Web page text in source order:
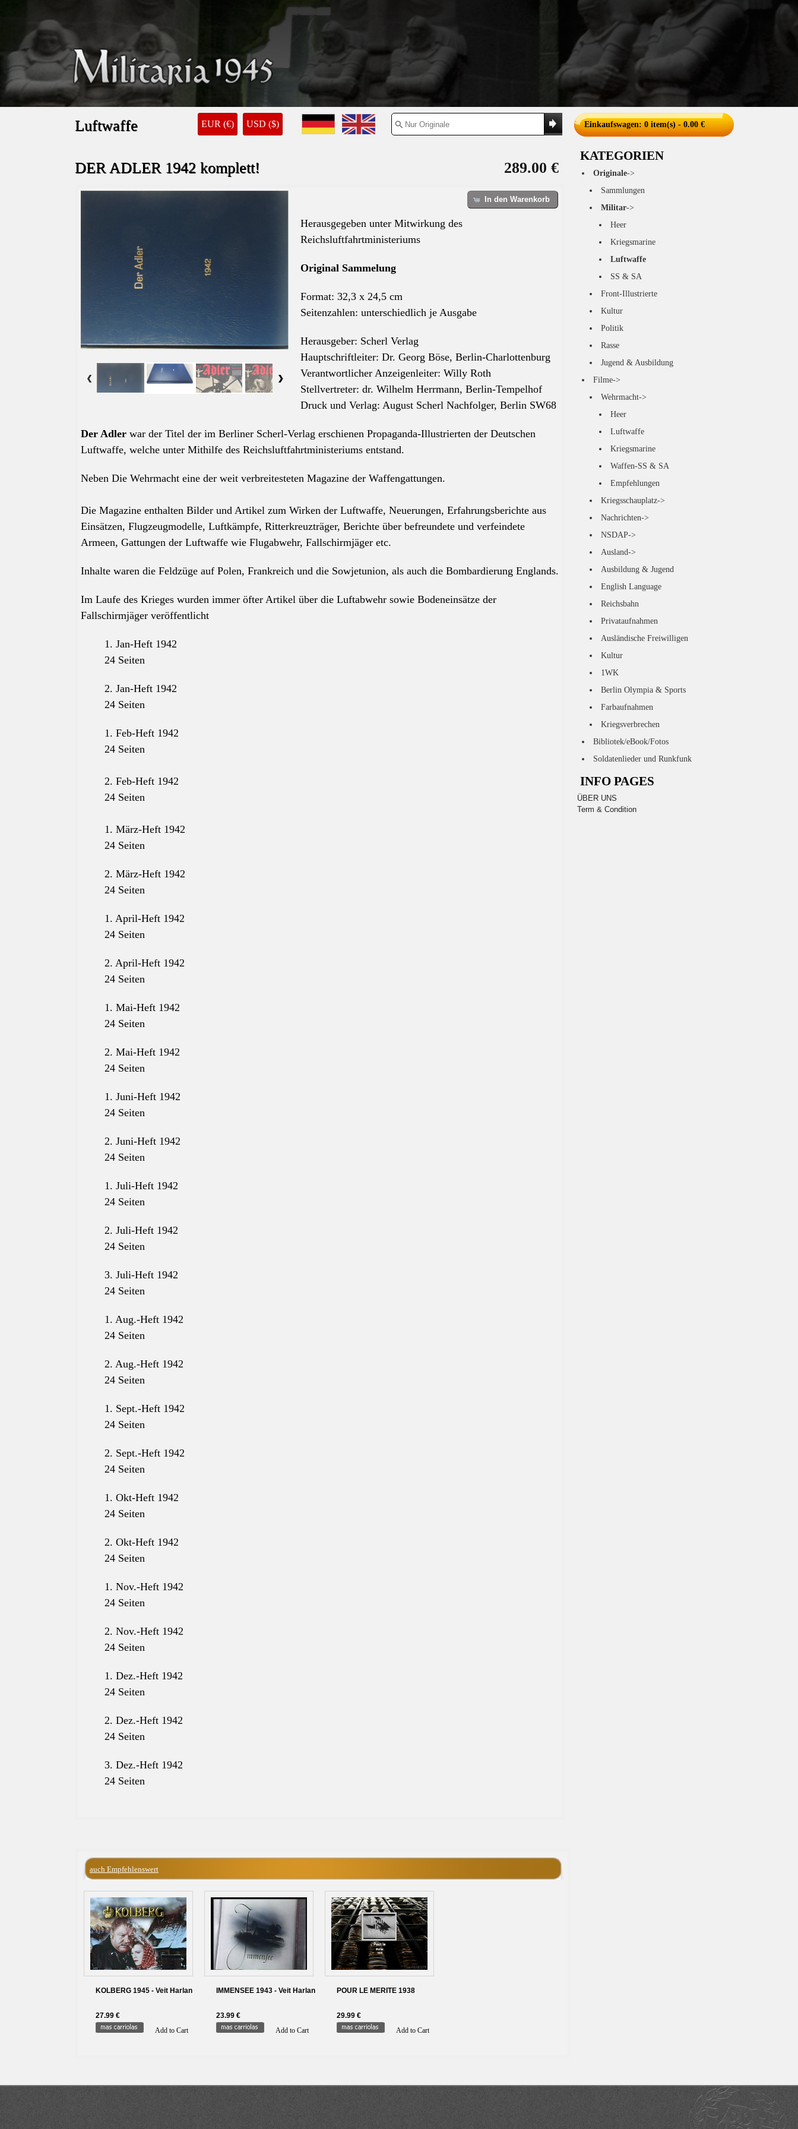
EUR (€) USD ($)
Luftwaffe
289.00 €
DER ADLER 1942 komplett!
In den Warenkorb
Herausgegeben unter Mitwirkung des
Reichsluftfahrtministeriums
Original Sammelung
Format: 32,3 x 24,5 cm
Seitenzahlen: unterschiedlich je Ausgabe
Herausgeber: Scherl Verlag
Hauptschriftleiter: Dr. Georg Böse, Berlin-Charlottenburg
Verantwortlicher Anzeigenleiter: Willy Roth
Stellvertreter: dr. Wilhelm Herrmann, Berlin-Tempelhof
Druck und Verlag: August Scherl Nachfolger, Berlin SW68
Der Adler war der Titel der im Berliner Scherl-Verlag erschienen Propaganda-Illustrierten der Deutschen
Luftwaffe, welche unter Mithilfe des Reichsluftfahrtministeriums entstand.
Neben Die Wehrmacht eine der weit verbreitesteten Magazine der Waffengattungen.
Die Magazine enthalten Bilder und Artikel zum Wirken der Luftwaffe, Neuerungen, Erfahrungsberichte aus
Einsätzen, Flugzeugmodelle, Luftkämpfe, Ritterkreuzträger, Berichte über befreundete und verfeindete
Armeen, Gattungen der Luftwaffe wie Flugabwehr, Fallschirmjäger etc.
Inhalte waren die Feldzüge auf Polen, Frankreich und die Sowjetunion, als auch die Bombardierung Englands.
Im Laufe des Krieges wurden immer öfter Artikel über die Luftabwehr sowie Bodeneinsätze der
Fallschirmjäger veröffentlicht
1. Jan-Heft 1942
24 Seiten
2. Jan-Heft 1942
24 Seiten
1. Feb-Heft 1942
24 Seiten
2. Feb-Heft 1942
24 Seiten
1. März-Heft 1942
24 Seiten
2. März-Heft 1942
24 Seiten
1. April-Heft 1942
24 Seiten
2. April-Heft 1942
24 Seiten
1. Mai-Heft 1942
24 Seiten
2. Mai-Heft 1942
24 Seiten
1. Juni-Heft 1942
24 Seiten
2. Juni-Heft 1942
24 Seiten
1. Juli-Heft 1942
24 Seiten
2. Juli-Heft 1942
24 Seiten
3. Juli-Heft 1942
24 Seiten
1. Aug.-Heft 1942
24 Seiten
2. Aug.-Heft 1942
24 Seiten
1. Sept.-Heft 1942
24 Seiten
2. Sept.-Heft 1942
24 Seiten
1. Okt-Heft 1942
24 Seiten
2. Okt-Heft 1942
24 Seiten
1. Nov.-Heft 1942
24 Seiten
2. Nov.-Heft 1942
24 Seiten
1. Dez.-Heft 1942
24 Seiten
2. Dez.-Heft 1942
24 Seiten
3. Dez.-Heft 1942
24 Seiten
auch Empfehlenswert
KOLBERG 1945 - Veit Harlan
27.99 €
Add to Cart
IMMENSEE 1943 - Veit Harlan
23.99 €
Add to Cart
POUR LE MERITE 1938
29.99 €
Add to Cart
Einkaufswagen: 0 item(s) - 0.00 €
KATEGORIEN
Originale->
Sammlungen
Militar->
Heer
Kriegsmarine
Luftwaffe
SS & SA
Front-Illustrierte
Kultur
Politik
Rasse
Jugend & Ausbildung
Filme->
Wehrmacht->
Heer
Luftwaffe
Kriegsmarine
Waffen-SS & SA
Empfehlungen
Kriegsschauplatz->
Nachrichten->
NSDAP->
Ausland->
Ausbildung & Jugend
English Language
Reichsbahn
Privataufnahmen
Ausländische Freiwilligen
Kultur
1WK
Berlin Olympia & Sports
Farbaufnahmen
Kriegsverbrechen
Bibliotek/eBook/Fotos
Soldatenlieder und Runkfunk
INFO PAGES
ÜBER UNS
Term & Condition